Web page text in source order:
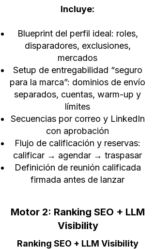
Incluye:
Blueprint del perfil ideal: roles,
disparadores, exclusiones,
mercados
Setup de entregabilidad “seguro
para la marca”: dominios de envío
separados, cuentas, warm-up y
límites
Secuencias por correo y LinkedIn
con aprobación
Flujo de calificación y reservas:
calificar → agendar → traspasar
Definición de reunión calificada
firmada antes de lanzar
Motor 2: Ranking SEO + LLM
Visibility
Ranking SEO + LLM Visibility